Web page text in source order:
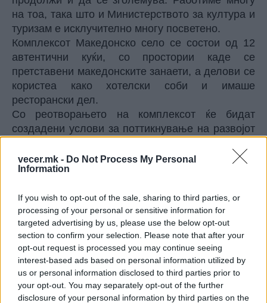
vecer.mk - Do Not Process My Personal
Information
If you wish to opt-out of the sale, sharing to third parties, or
processing of your personal or sensitive information for
targeted advertising by us, please use the below opt-out
section to confirm your selection. Please note that after your
opt-out request is processed you may continue seeing
interest-based ads based on personal information utilized by
us or personal information disclosed to third parties prior to
your opt-out. You may separately opt-out of the further
disclosure of your personal information by third parties on the
на тоа, така што и Министерството за култура и
туризам е исклучително многу посветено.
Комплексот Македонско село се состои од 12
автентични куќи, со простории каде се
претставени македонските занаети, а делови се
користеа како хотелски соби и имаше
ресторански дел.
Со реотворањето на комплексот ќе бидат
создадени услови за поттикнување на развојот
економија, отворање на нови работни места, а
ќе биде унапреден и туристичкиот капацитет во
не само во Скопје, воопшто и во земјава,
информираа од СОЗР.